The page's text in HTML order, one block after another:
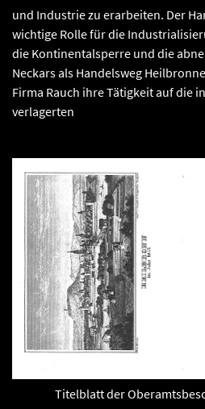
und Industrie zu erarbeiten. Der
wichtige Rolle für die
die Kontinentalsperre und die
Neckars als Handelsweg
Firma Rauch ihre Tätigkeit auf die
verlagerten
Titelblatt der